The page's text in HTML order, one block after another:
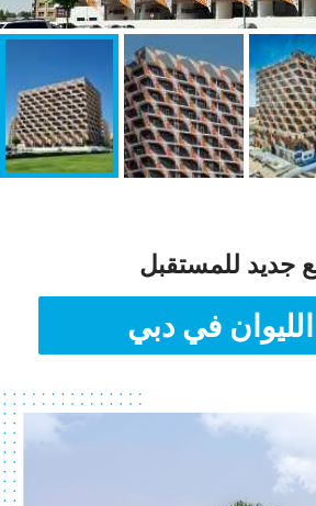
جديد للمستقبل
في دبي